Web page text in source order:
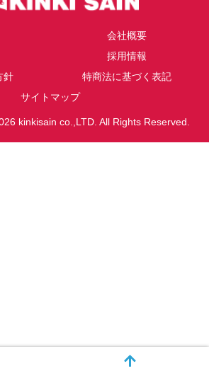
会社概要
採用情報
針
特商法に基づく表記
サイトマップ
kinkisain co.,LTD. All Rights Reserved.